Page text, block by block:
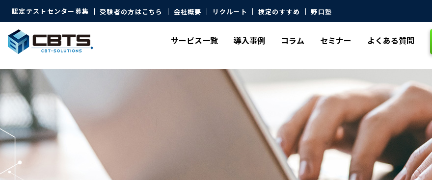
サービス一覧 導入事例 コラム セミナー よくある質問
認定テストセンター募集 受験者の方はこちら 会社概要 リクルート 検定のすすめ 野口塾